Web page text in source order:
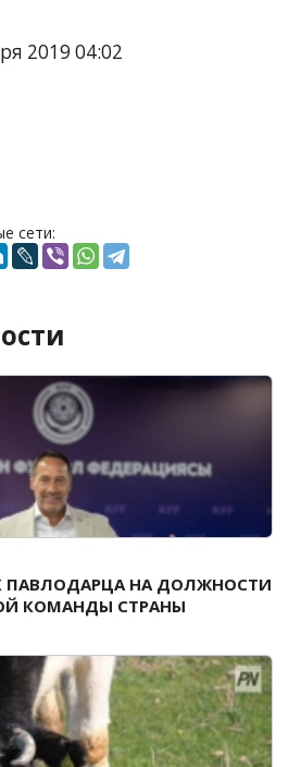
2019 04:02
сети:
ПАВЛОДАРЦА НА ДОЛЖНОСТИ
КОМАНДЫ СТРАНЫ